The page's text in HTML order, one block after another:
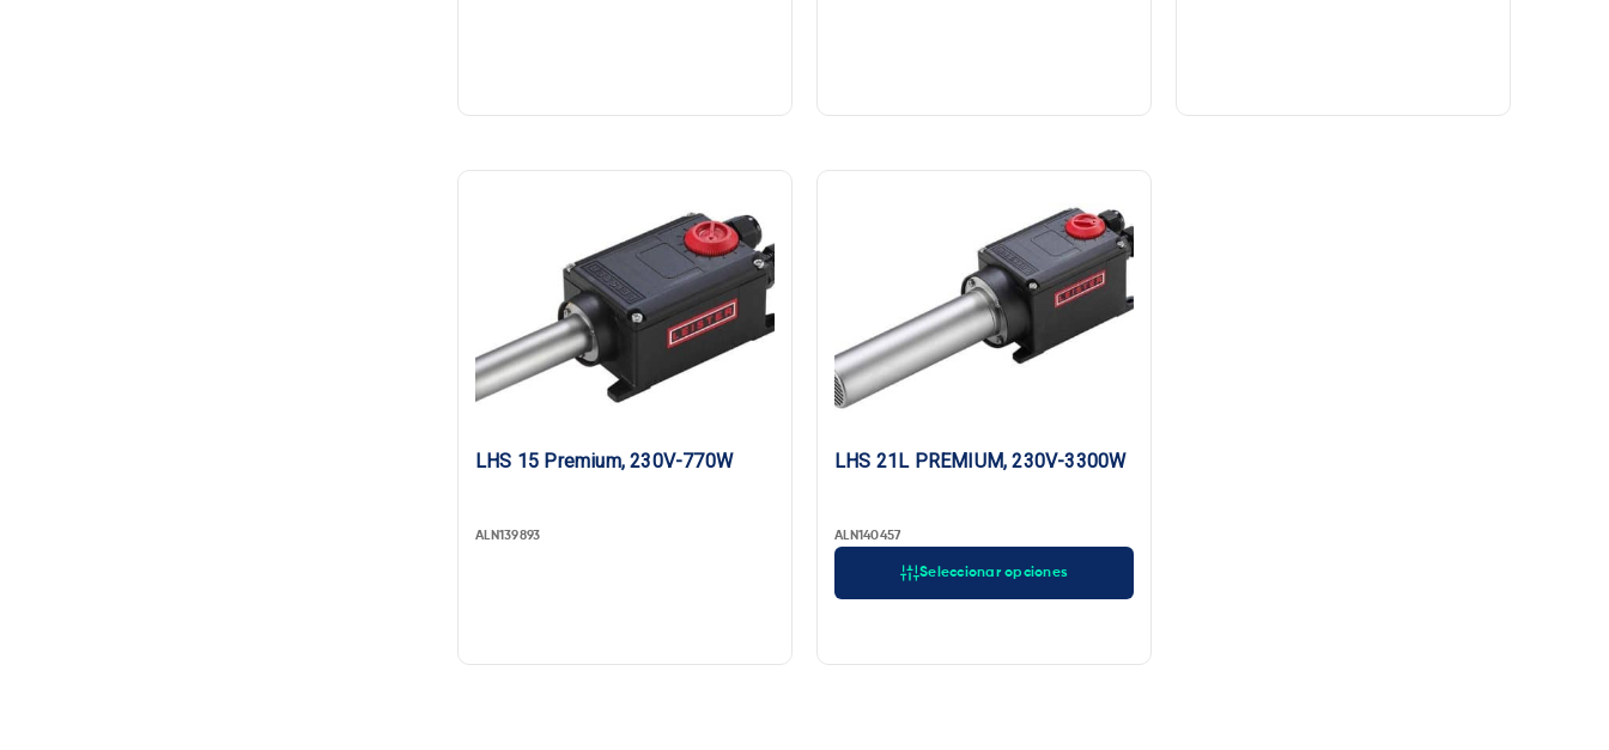
LHS 15 Premium, 230V-770W
ALN139893
Seleccionar opciones
LHS 21L PREMIUM, 230V-3300W
ALN140457